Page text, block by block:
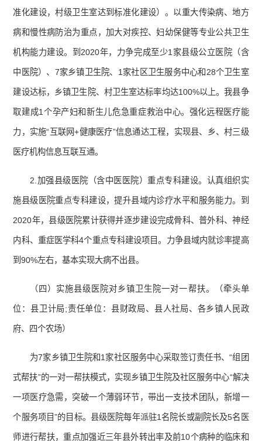
准化建设，村级卫生室达到标准化建设）。以重大传染病、地方
病和慢性病防治为重点，加大对疾控、妇幼保健等专业公共卫生
机构能力建设。到2020年，力争完成至少1家县级公立医院（含
中医院）、7家乡镇卫生院、1家社区卫生服务中心和28个卫生室
建设达标，乡镇卫生院、村卫生室达标率均达100%以上。我县争
取建成1个孕产妇和新生儿危急重症救治中心。强化远程医疗能
力，实施“互联网+健康医疗”信息通达工程，实现县、乡、村三级
医疗机构信息互联互通。
2.加强县级医院（含中医医院）重点专科建设。认真组织实
施县级医院重点专科建设，提升县域内诊疗水平和服务能力。到
2020年，县级医院累计获得并逐步建设完成骨科、普外科、神经
内科、重症医学科4个重点专科建设项目。力争县域内就诊率提高
到90%左右，基本实现大病不出县。
（四）实施县级医院对乡镇卫生院一对一帮扶。（牵头单
位：县卫计局;责任单位：县财政局、县人社局、各乡镇人民政
府、四个农场）
为7家乡镇卫生院和1家社区服务中心采取签订责任书、“组团
式帮扶”的一对一帮扶模式，实现乡镇卫生院及社区服务中心“解决
一项医疗急需，突破一个薄弱环节，带出一支技术团队，新增一
个服务项目”的目标。县级医院每年派驻1名院长或副院长及5名医
师进行帮扶，重点加强近三年县外转出率及前10个病种的临床和